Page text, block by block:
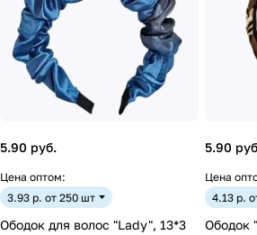
5.90 руб.
Цена оптом:
3.93 р. от 250 шт
Ободок для волос "Lady", 13*3
5.90
Цена
4.13 р.
Ободок